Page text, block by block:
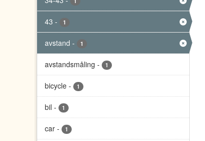
43 - 1
avstand - 1
avstandsmåling - 1
bicycle - 1
bil - 1
car - 1